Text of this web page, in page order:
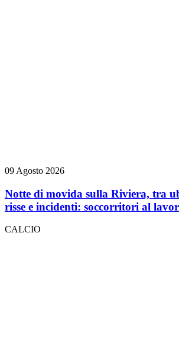
09 Agosto 2026
Notte di movida sulla Riviera, tra
risse e incidenti: soccorritori al
CALCIO